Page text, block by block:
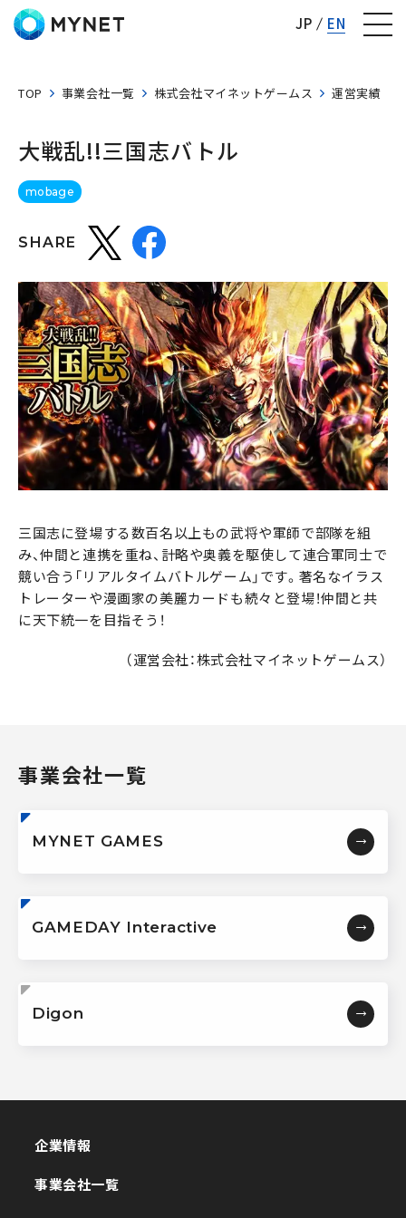
JP EN
TOP 事業会社一覧 株式会社マイネットゲームス 運営実績
大戦乱!!三国志バトル
mobage
SHARE
三国志に登場する数百名以上もの武将や軍師で部隊を組
み、仲間と連携を重ね、計略や奥義を駆使して連合軍同士で
競い合う「リアルタイムバトルゲーム」です。著名なイラス
トレーターや漫画家の美麗カードも続々と登場！仲間と共
に天下統一を目指そう！
（運営会社：株式会社マイネットゲームス）
事業会社一覧
MYNET GAMES
GAMEDAY Interactive
Digon
企業情報
事業会社一覧